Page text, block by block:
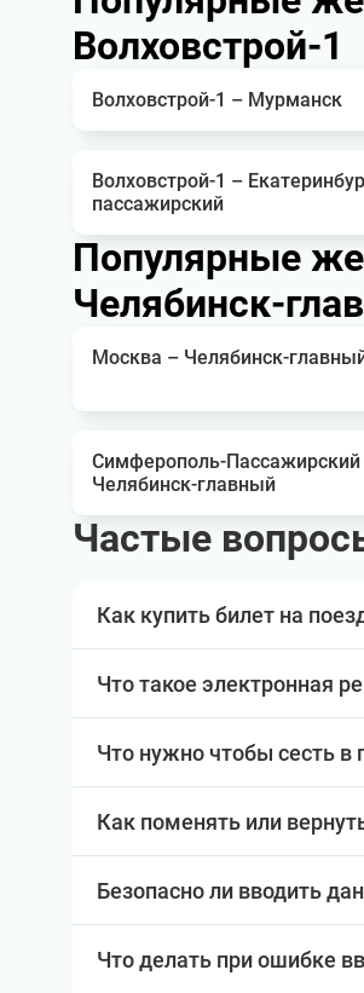
Волховстрой-1
Волховстрой-1 – Мурманск
Волховстрой-1 –
пассажирский
Популярные
Челябинск-
Москва – Челябинск-
Симферополь-
Челябинск-главный
Частые
Как купить билет на
Что такое электронная
Что нужно чтобы сесть в
Как поменять или
Безопасно ли вводить
Что делать при ошибке